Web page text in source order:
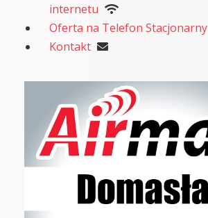
internetu
Oferta na Telefon Stacjonarny
Kontakt